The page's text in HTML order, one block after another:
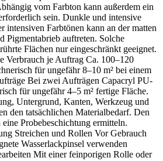
vom Farbton kann außerdem ein
sein. Dunkle und intensive
intensiven Farbtönen kann an der matten
Pigmentabrieb auftreten. Solche
Flächen nur eingeschränkt geeignet.
Verbrauch je Auftrag Ca. 100–120
für ungefähr 8–10 m² bei einem
Bei zwei Aufträgen Capacryl PU-
für ungefähr 4–5 m² fertige Fläche.
Untergrund, Kanten, Werkzeug und
den tatsächlichen Materialbedarf. Den
Probebeschichtung ermitteln.
Streichen und Rollen Vor Gebrauch
Wasserlackpinsel verwenden
Mit einer feinporigen Rolle oder